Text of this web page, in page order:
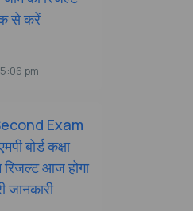
से करें
pm
Exam
बोर्ड कक्षा
रिजल्ट आज होगा
जानकारी